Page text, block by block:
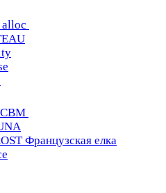
Французская елка